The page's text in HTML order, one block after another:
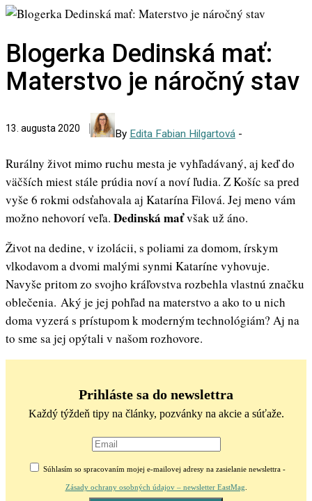
Blogerka Dedinská mať:
Materstvo je náročný stav
13. augusta 2020 By Edita Fabian Hilgartová -
Rurálny život mimo ruchu mesta je vyhľadávaný, aj keď do
väčších miest stále prúdia noví a noví ľudia. Z Košíc sa pred
vyše 6 rokmi odsťahovala aj Katarína Filová. Jej meno vám
možno nehovorí veľa. Dedinská maťvšak už áno.
Život na dedine, v izolácii, s poliami za domom, írskym
vlkodavom a dvomi malými synmi Kataríne vyhovuje.
Navyše pritom zo svojho kráľovstva rozbehla vlastnú značku
oblečenia. Aký je jej pohľad na materstvo a ako to u nich
doma vyzerá s prístupom k moderným technológiám? Aj na
to sme sa jej opýtali v našom rozhovore.
Prihláste sa do newslettra
Každý týždeň tipy na články, pozvánky na akcie a súťaže.
Súhlasím so spracovaním mojej e-mailovej adresy na zasielanie newslettra -
Zásady ochrany osobných údajov – newsletter EastMag